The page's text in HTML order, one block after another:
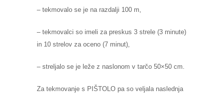
– tekmovalo se je na razdalji 100 m,
– tekmovalci so imeli za preskus 3 strele (3 minute)
in 10 strelov za oceno (7 minut),
– streljalo se je leže z naslonom v tarčo 50×50 cm.
Za tekmovanje s PIŠTOLO pa so veljala naslednja